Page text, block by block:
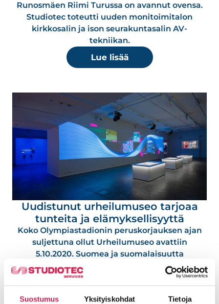
Suostumus Yksityiskohdat Tietoja
Runosmäen Riimi Turussa on avannut ovensa.
Studiotec toteutti uuden monitoimitalon
kirkkosalin ja ison seurakuntasalin AV-
tekniikan.
Lue lisää
Uudistunut urheilumuseo tarjoaa
tunteita ja elämyksellisyyttä
Koko Olympiastadionin peruskorjauksen ajan
suljettuna ollut Urheilumuseo avattiin
5.10.2020. Suomea ja suomalaisuutta
rakentaneisiin suuriin urheilun tarinoihin voi
nyt tutustua täysin
Lue lisää